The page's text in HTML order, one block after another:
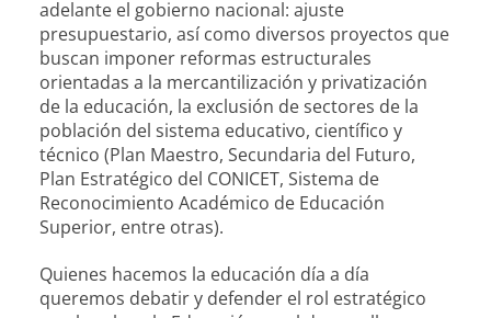
adelante el gobierno nacional: ajuste
presupuestario, así como diversos proyectos que
buscan imponer reformas estructurales
orientadas a la mercantilización y privatización
de la educación, la exclusión de sectores de la
población del sistema educativo, científico y
técnico (Plan Maestro, Secundaria del Futuro,
Plan Estratégico del CONICET, Sistema de
Reconocimiento Académico de Educación
Superior, entre otras).
Quienes hacemos la educación día a día
queremos debatir y defender el rol estratégico